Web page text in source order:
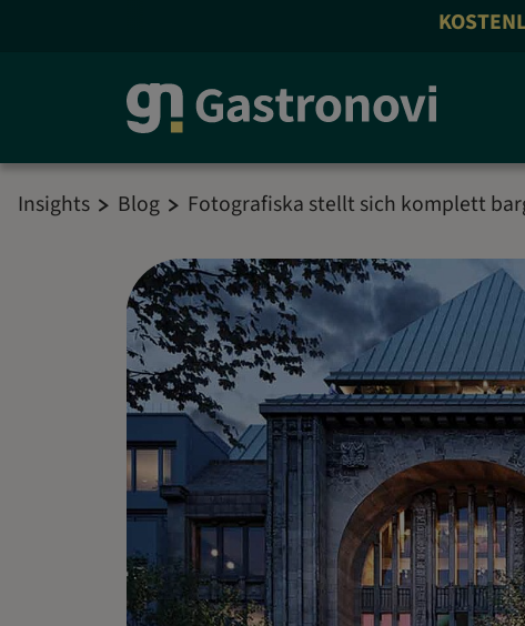
KOSTENLOS
Insights Blog Fotografiska stellt sich komplett